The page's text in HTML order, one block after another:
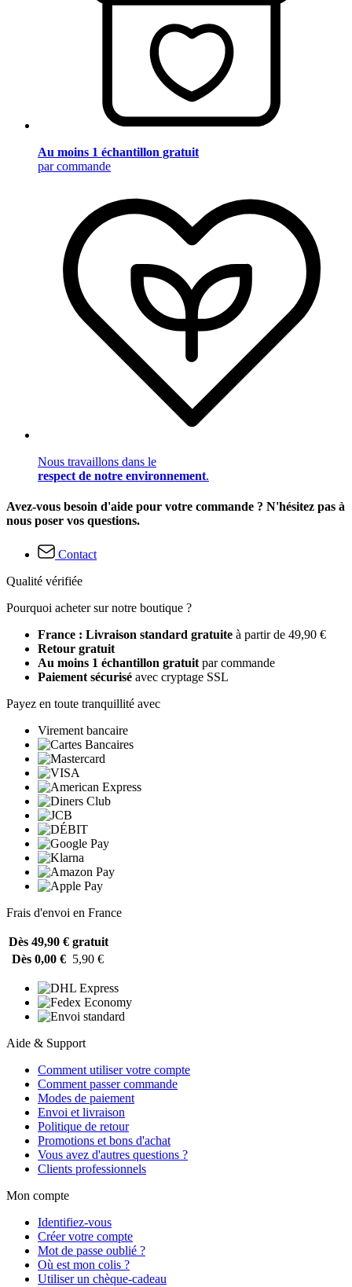
Au moins 1 échantillon gratuit
par commande
Nous travaillons dans le
respect de notre environnement.
Avez-vous besoin d'aide pour votre commande ? N'hésitez pas à
nous poser vos questions.
Contact
Qualité vérifiée
Pourquoi acheter sur notre boutique ?
France : Livraison standard gratuite à partir de 49,90 €
Retour gratuit
Au moins 1 échantillon gratuit par commande
Paiement sécurisé avec cryptage SSL
Payez en toute tranquillité avec
Virement bancaire
Frais d'envoi en France
Dès 49,90 € gratuit
Dès 0,00 € 5,90 €
Aide & Support
Comment utiliser votre compte
Comment passer commande
Modes de paiement
Envoi et livraison
Politique de retour
Promotions et bons d'achat
Vous avez d'autres questions ?
Clients professionnels
Mon compte
Identifiez-vous
Créer votre compte
Mot de passe oublié ?
Où est mon colis ?
Utiliser un chèque-cadeau